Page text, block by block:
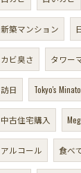
新築マンション
カビ臭さ タワー
訪日 Tokyo's Minato
中古住宅購入
アルコール 食べ